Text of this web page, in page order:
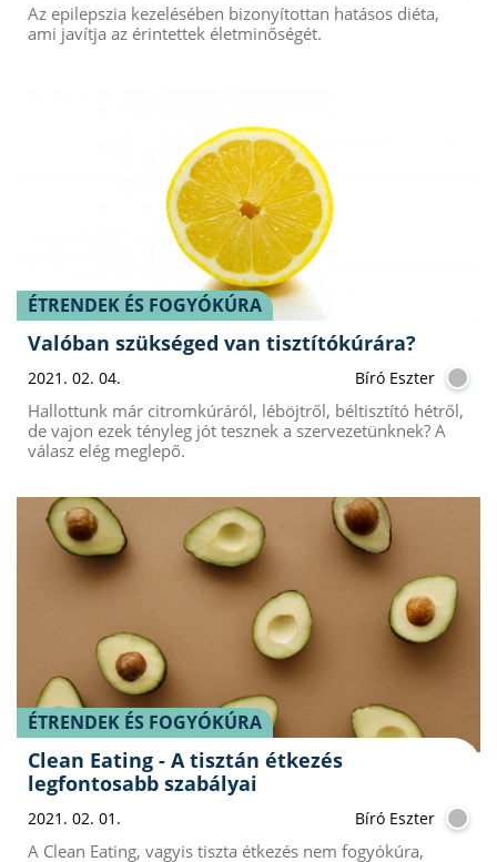
Az epilepszia kezelésében bizonyítottan hatásos diéta,
ami javítja az érintettek életminőségét.
ÉTRENDEK ÉS FOGYÓKÚRA
Valóban szükséged van tisztítókúrára?
2021. 02. 04. Bíró Eszter
Hallottunk már citromkúráról, léböjtről, béltisztító hétről,
de vajon ezek tényleg jót tesznek a szervezetünknek? A
válasz elég meglepő.
ÉTRENDEK ÉS FOGYÓKÚRA
Clean Eating - A tisztán étkezés
legfontosabb szabályai
2021. 02. 01. Bíró Eszter
A Clean Eating, vagyis tiszta étkezés nem fogyókúra,